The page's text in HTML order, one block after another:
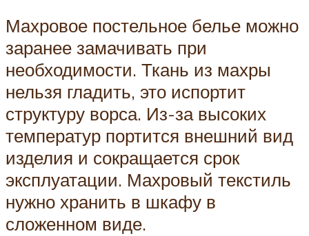
Махровое постельное белье можно
заранее замачивать при
необходимости. Ткань из махры
нельзя гладить, это испортит
структуру ворса. Из-за высоких
температур портится внешний вид
изделия и сокращается срок
эксплуатации. Махровый текстиль
нужно хранить в шкафу в
сложенном виде.